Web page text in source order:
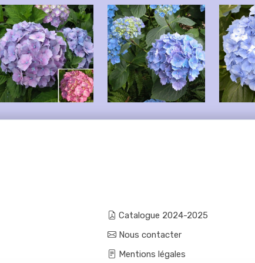
Catalogue 2024-2025
Nous contacter
Mentions légales